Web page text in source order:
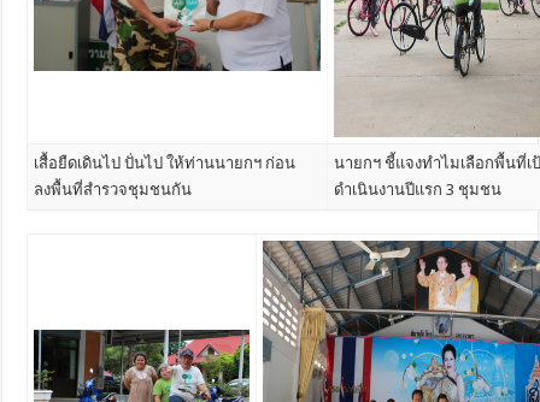
เสื้อยืดเดินไป ปั่นไป ให้ท่านนายกฯ ก่อน
ลงพื้นที่สำรวจชุมชนกัน
นายกฯ ชี้แจงทำไมเลือกพื้นที่เ
ดำเนินงานปีแรก 3 ชุมชน